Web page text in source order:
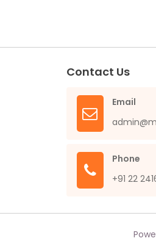
Contact Us
Email
Phone
+91 22